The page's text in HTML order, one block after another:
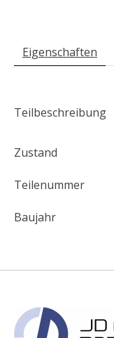
Eigenschaften
Teilbeschreibung
Zustand
Teilenummer
Baujahr